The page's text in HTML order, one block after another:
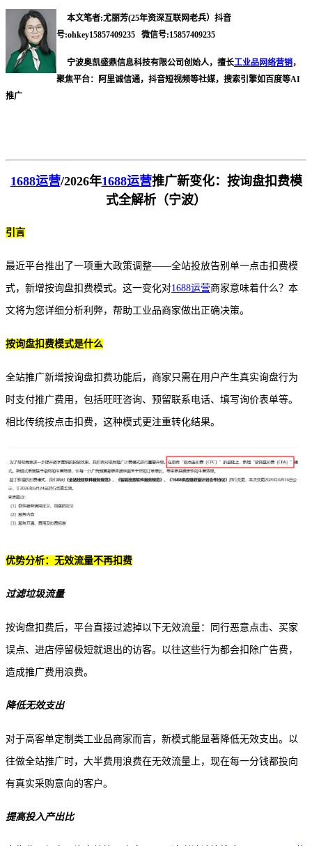
本文笔者:尤丽芳(25年资深互联网老兵）抖音
号:ohkey15857409235 微信号:15857409235
宁波奥凯盛鼎信息科技有限公司创始人，擅长工业品网络营销，
聚焦平台：阿里诚信通，抖音短视频等社媒，搜索引擎如百度等AI
推广
1688运营/2026年1688运营推广新变化：按询盘扣费模
式全解析（宁波）
引言
最近平台推出了一项重大政策调整——全站投放告别单一点击扣费模
式，新增按询盘扣费模式。这一变化对1688运营商家意味着什么？本
文将为您详细分析利弊，帮助工业品商家做出正确决策。
按询盘扣费模式是什么
全站推广新增按询盘扣费功能后，商家只需在用户产生真实询盘行为
时支付推广费用，包括旺旺咨询、预留联系电话、填写询价表单等。
相比传统按点击扣费，这种模式更注重转化结果。
优势分析：无效流量不再扣费
过滤垃圾流量
按询盘扣费后，平台直接过滤掉以下无效流量：同行恶意点击、买家
误点、进店停留极短就退出的访客。以往这些行为都会扣除广告费，
造成推广费用浪费。
降低无效支出
对于高客单定制类工业品商家而言，新模式能显著降低无效支出。以
往做全站推广时，大半费用浪费在无效流量上，现在每一分钱都投向
有真实采购意向的客户。
提高投入产出比